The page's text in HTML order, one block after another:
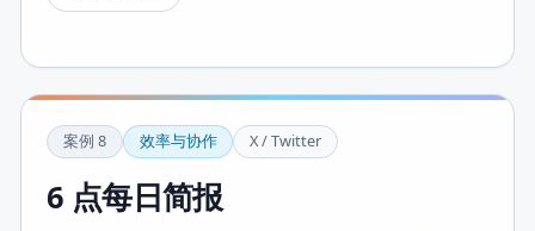
案例 8 效率与协作 X / Twitter
6 点每日简报